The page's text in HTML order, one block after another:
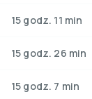
15 godz. 11 min
15 godz. 26 min
15 godz. 7 min